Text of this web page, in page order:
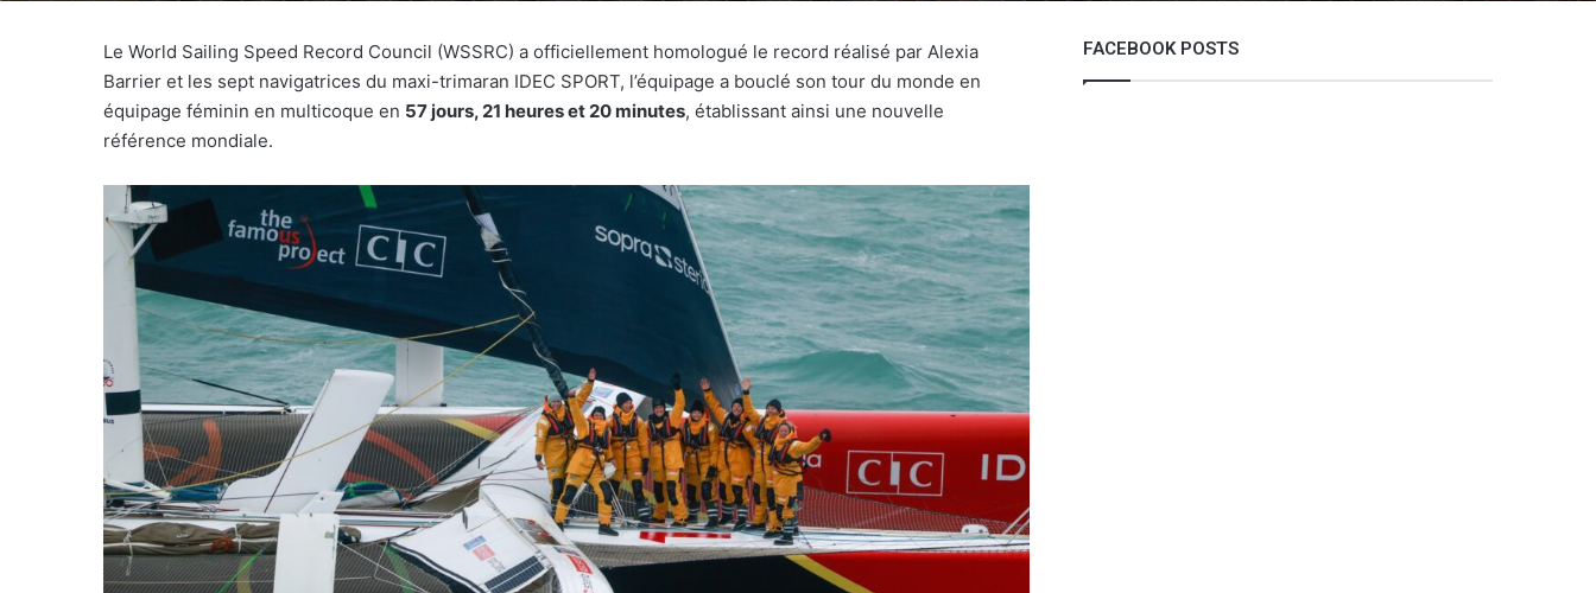
Le World Sailing Speed Record Council (WSSRC) a officiellement homologué le record réalisé par Alexia
Barrier et les sept navigatrices du maxi-trimaran IDEC SPORT, l’équipage a bouclé son tour du monde en
équipage féminin en multicoque en 57 jours, 21 heures et 20 minutes, établissant ainsi une nouvelle
référence mondiale.
FACEBOOK POSTS